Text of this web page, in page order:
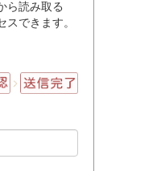
ら読み取る
スできます。